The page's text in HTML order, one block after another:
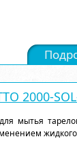
2000-
мытья